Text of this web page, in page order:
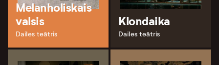
Melanholiskais
valsis
Dailes teātris
Klondaika
Dailes teātris